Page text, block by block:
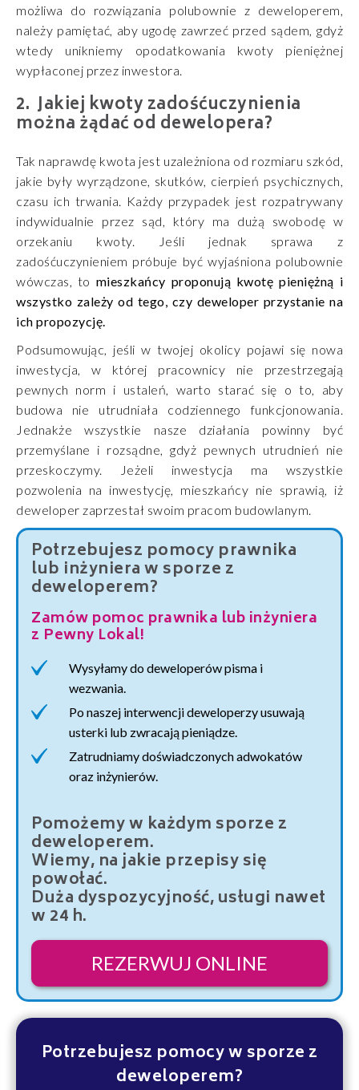
możliwa do rozwiązania polubownie z deweloperem,
należy pamiętać, aby ugodę zawrzeć przed sądem, gdyż
wtedy unikniemy opodatkowania kwoty pieniężnej
wypłaconej przez inwestora.
Jakiej kwoty zadośćuczynienia
można żądać od dewelopera?
Tak naprawdę kwota jest uzależniona od rozmiaru szkód,
jakie były wyrządzone, skutków, cierpień psychicznych,
czasu ich trwania. Każdy przypadek jest rozpatrywany
indywidualnie przez sąd, który ma dużą swobodę w
orzekaniu kwoty. Jeśli jednak sprawa z
zadośćuczynieniem próbuje być wyjaśniona polubownie
wówczas, to mieszkańcy proponują kwotę pieniężną i
wszystko zależy od tego, czy deweloper przystanie na
ich propozycję.
Podsumowując, jeśli w twojej okolicy pojawi się nowa
inwestycja, w której pracownicy nie przestrzegają
pewnych norm i ustaleń, warto starać się o to, aby
budowa nie utrudniała codziennego funkcjonowania.
Jednakże wszystkie nasze działania powinny być
przemyślane i rozsądne, gdyż pewnych utrudnień nie
przeskoczymy. Jeżeli inwestycja ma wszystkie
pozwolenia na inwestycję, mieszkańcy nie sprawią, iż
deweloper zaprzestał swoim pracom budowlanym.
Potrzebujesz pomocy prawnika
lub inżyniera w sporze z
deweloperem?
Zamów pomoc prawnika lub inżyniera
z Pewny Lokal!
Wysyłamy do deweloperów pisma i
wezwania.
Po naszej interwencji deweloperzy usuwają
usterki lub zwracają pieniądze.
Zatrudniamy doświadczonych adwokatów
oraz inżynierów.
Pomożemy w każdym sporze z
deweloperem.
Wiemy, na jakie przepisy się
powołać.
Duża dyspozycyjność, usługi nawet
w 24 h.
REZERWUJ ONLINE
Potrzebujesz pomocy w sporze z
deweloperem?